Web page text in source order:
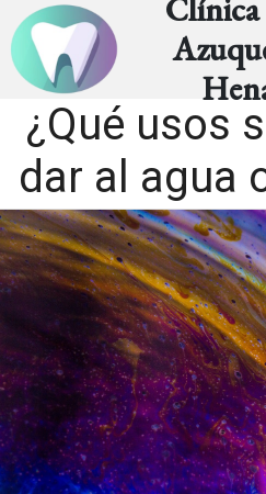
¿Qué usos
dar al agua